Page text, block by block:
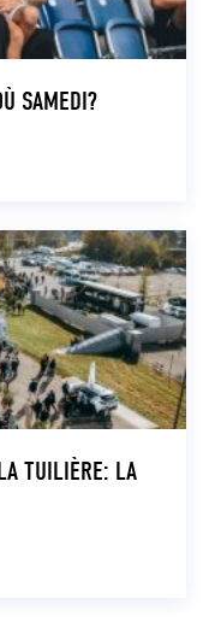
SAMEDI?
TUILIÈRE: LA